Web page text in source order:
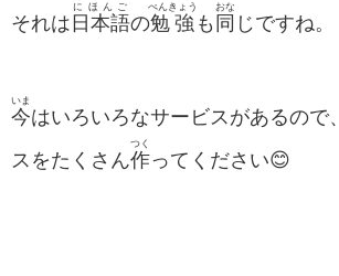
それは 日本語
にほんご
の勉強
べんきょう
も 同
おな
じですね。
今
いま
はいろいろなサービスがあるので、
スをたくさん作
つく
ってください😊